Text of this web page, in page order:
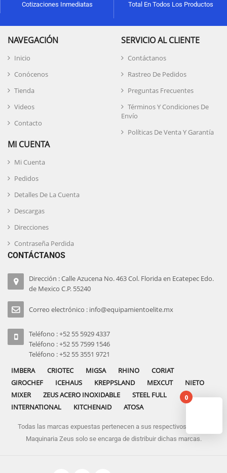
Cotizaciones Inmediatas
Total En Todos Los Productos
NAVEGACIÓN
Inicio
Conócenos
Tienda
Videos
Contacto
SERVICIO AL CLIENTE
Contáctanos
Rastreo De Pedidos
Preguntas Frecuentes
Términos Y Condiciones De
Envío
Políticas De Venta Y Garantía
MI CUENTA
Mi Cuenta
Pedidos
Detalles De La Cuenta
Descargas
Direcciones
Contraseña Perdida
CONTÁCTANOS
Dirección : Calle Azucena No. 463 Col. Florida en Ecatepec Edo.
de Mexico C.P. 55240
Correo electrónico : info@equipamientoelite.mx
Teléfono : +52 55 5929 4337
Teléfono : +52 55 7599 1546
Teléfono : +52 55 3551 9721
IMBERA
CRIOTEC MIGSA RHINO
CORIAT
GIROCHEF
ICEHAUS KREPPSLAND MEXCUT
NIETO
MIXER
ZEUS ACERO INOXIDABLE
STEEL FULL
INTERNATIONAL
KITCHENAID ATOSA
Todas las marcas expuestas pertenecen a sus respectivos dueños
Maquinaria Zeus solo se encarga de distribuir dichas marcas.
0